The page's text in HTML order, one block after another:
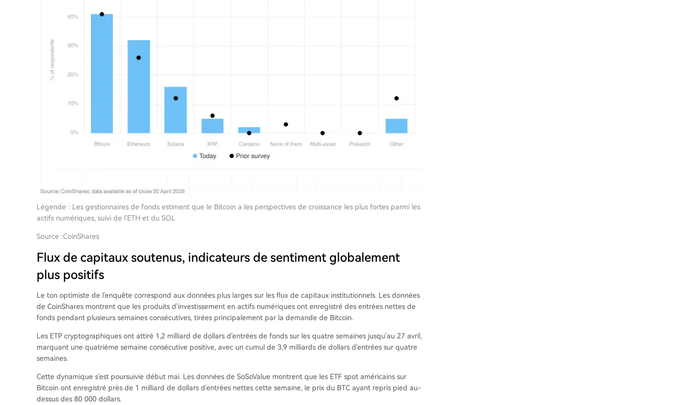
Légende : Les gestionnaires de fonds estiment que le Bitcoin a les perspectives de croissance les plus fortes parmi les
actifs numériques, suivi de l'ETH et du SOL
Source :CoinShares
Flux de capitaux soutenus, indicateurs de sentiment globalement
plus positifs
Le ton optimiste de l'enquête correspond aux données plus larges sur les flux de capitaux institutionnels. Les données
de CoinShares montrent que les produits d'investissement en actifs numériques ont enregistré des entrées nettes de
fonds pendant plusieurs semaines consécutives, tirées principalement par la demande de Bitcoin.
Les ETP cryptographiques ont attiré 1,2 milliard de dollars d'entrées de fonds sur les quatre semaines jusqu'au 27 avril,
marquant une quatrième semaine consécutive positive, avec un cumul de 3,9 milliards de dollars d'entrées sur quatre
semaines.
Cette dynamique s'est poursuivie début mai. Les données de SoSoValue montrent que les ETF spot américains sur
Bitcoin ont enregistré près de 1 milliard de dollars d'entrées nettes cette semaine, le prix du BTC ayant repris pied au-
dessus des 80 000 dollars.